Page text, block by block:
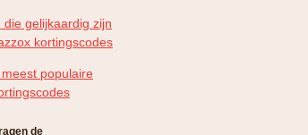
die gelijkaardig zijn
kortingscodes
populaire
de